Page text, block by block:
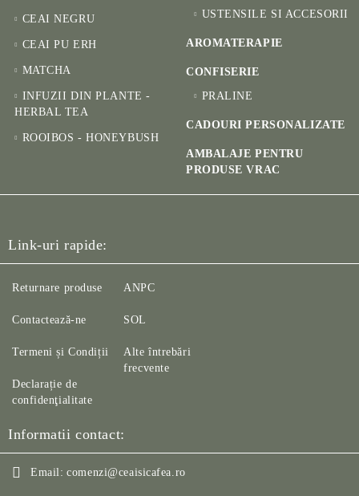
CEAI NEGRU
CEAI PU ERH
MATCHA
INFUZII DIN PLANTE -
HERBAL TEA
ROOIBOS - HONEYBUSH
USTENSILE SI ACCESORII
AROMATERAPIE
CONFISERIE
PRALINE
CADOURI PERSONALIZATE
AMBALAJE PENTRU
PRODUSE VRAC
Link-uri rapide:
Returnare produse
Contactează-ne
Termeni și Condiții
Declarație de
confidenţialitate
ANPC
SOL
Alte întrebări
frecvente
Informatii contact:
Email: comenzi@ceaisicafea.ro